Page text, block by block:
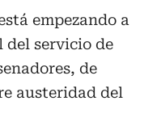
empezando a
del servicio de
de
austeridad del